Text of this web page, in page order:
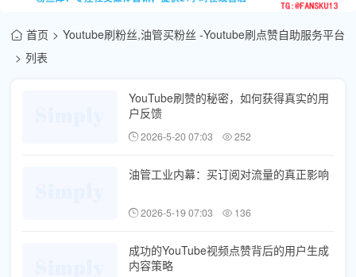
首页
Youtube刷粉丝,油管买粉丝 -Youtube刷点赞自助服务平台
列表
YouTube刷赞的秘密，如何获得真实的用
户反馈
2026-5-20 07:03 252
油管工业内幕：买订阅对流量的真正影响
2026-5-19 07:03 136
成功的YouTube视频点赞背后的用户生成
内容策略